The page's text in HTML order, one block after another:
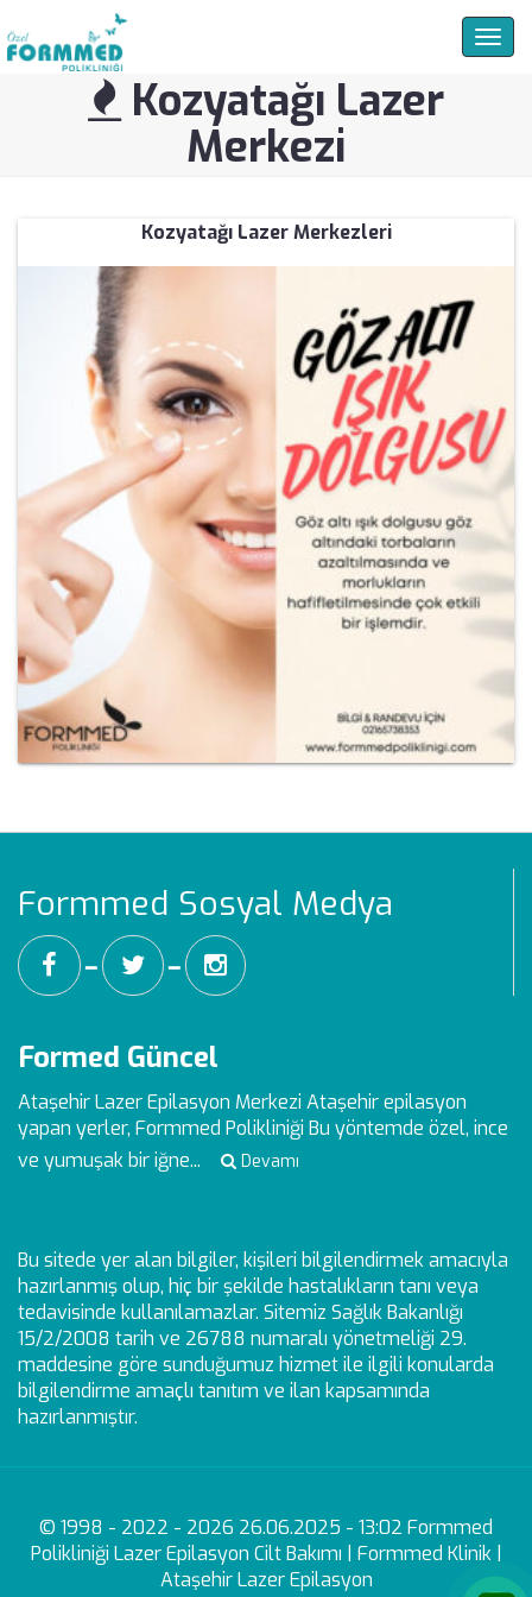
Kozyatağı Lazer
Merkezi
Kozyatağı Lazer Merkezleri
Formmed Sosyal Medya
━ ━
Formed Güncel
Ataşehir Lazer Epilasyon Merkezi Ataşehir epilasyon
yapan yerler, Formmed Polikliniği Bu yöntemde özel, ince
ve yumuşak bir iğne...
Devamı
Bu sitede yer alan bilgiler, kişileri bilgilendirmek amacıyla
hazırlanmış olup, hiç bir şekilde hastalıkların tanı veya
tedavisinde kullanılamazlar. Sitemiz Sağlık Bakanlığı
15/2/2008 tarih ve 26788 numaralı yönetmeliği 29.
maddesine göre sunduğumuz hizmet ile ilgili konularda
bilgilendirme amaçlı tanıtım ve ilan kapsamında
hazırlanmıştır.
© 1998 - 2022 - 2026 26.06.2025 - 13:02 Formmed
Polikliniği Lazer Epilasyon Cilt Bakımı | Formmed Klinik |
Ataşehir Lazer Epilasyon